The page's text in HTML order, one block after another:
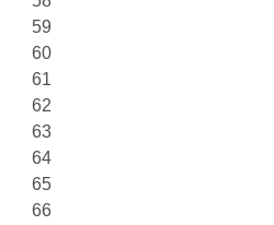
59
60
61
62
63
64
65
66